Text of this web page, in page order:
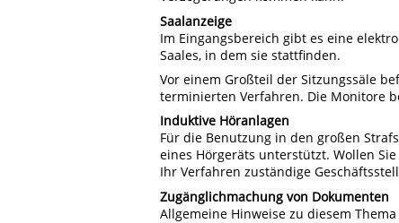
Saalanzeige
Im Eingangsbereich gibt es eine
Saales, in dem sie stattfinden.
Vor einem Großteil der Sitzungssäle
terminierten Verfahren. Die Monitore
Induktive Höranlagen
Für die Benutzung in den großen
eines Hörgeräts unterstützt. Wollen
Ihr Verfahren zuständige
Zugänglichmachung von Dokumenten
Allgemeine Hinweise zu diesem